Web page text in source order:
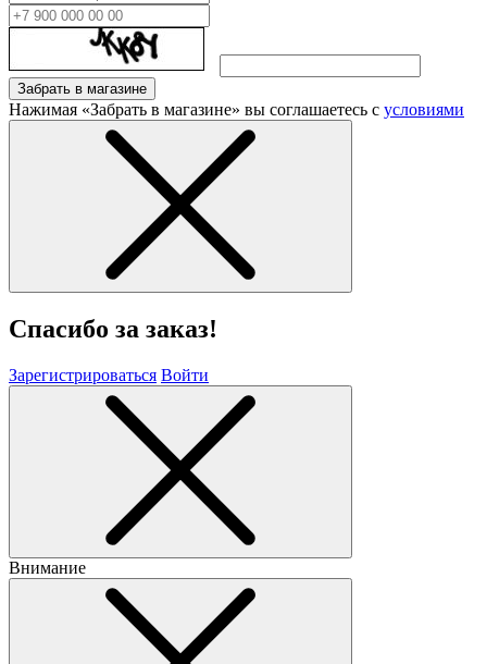
Забрать в магазине
Нажимая «Забрать в магазине» вы соглашаетесь с условиями
Спасибо за заказ!
Зарегистрироваться Войти
Внимание